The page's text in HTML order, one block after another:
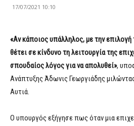
17/07/2021 10:10
«Αν κάποιος υπάλληλος, με την επιλογή
θέτει σε κίνδυνο τη λειτουργία της
σπουδαίος λόγος για να απολυθεί»,
Ανάπτυξης Άδωνις Γεωργιάδης
Αυτιά.
Ο υπουργός εξήγησε πως όταν μια